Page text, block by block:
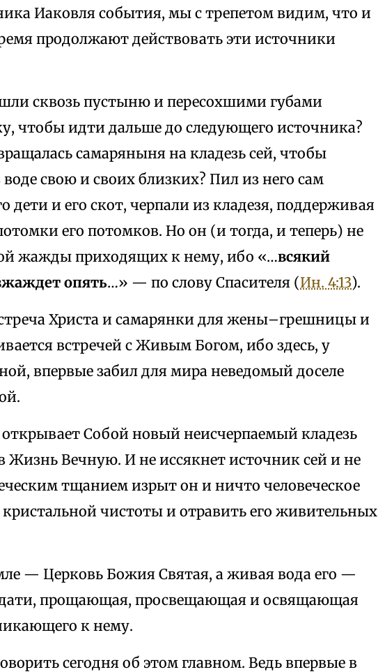
Иаковля события, мы с трепетом видим, что и
продолжают действовать эти источники
сквозь пустыню и пересохшими губами
чтобы идти дальше до следующего источника?
самаряныня на кладезь сей, чтобы
свою и своих близких? Пил из него сам
дети и его скот, черпали из кладезя, поддерживая
его потомков. Но он (и тогда, и теперь) не
жажды приходящих к нему, ибо «…всякий
опять…» — по слову Спасителя (Ин. 4:13).
Христа и самарянки для жены–грешницы и
встречей с Живым Богом, ибо здесь, у
впервые забил для мира неведомый доселе
открывает Собой новый неисчерпаемый кладезь
Вечную. И не иссякнет источник сей и не
тщанием изрыт он и ничто человеческое
чистоты и отравить его живительных
— Церковь Божия Святая, а живая вода его —
прощающая, просвещающая и освящающая
к нему.
сегодня об этом главном. Ведь впервые в